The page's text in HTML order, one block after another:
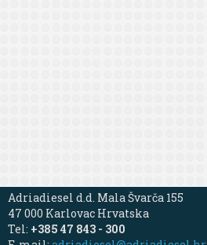
Adriadiesel d.d. Mala Švarča 155
47 000 Karlovac Hrvatska
Tel: +385 47 843 - 300